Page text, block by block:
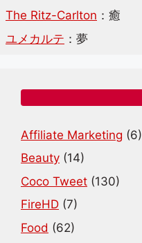
The Ritz-Carlton ：癒
ユメカルテ ：夢
Affiliate Marketing (6)
Beauty (14)
Coco Tweet (130)
FireHD (7)
Food (62)